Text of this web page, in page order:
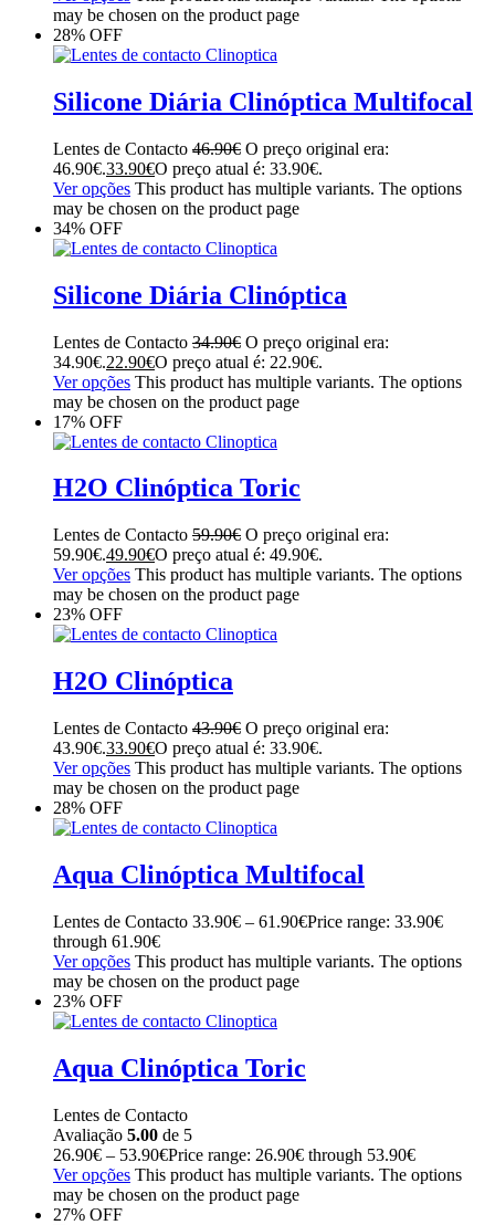
may be chosen on the product page
28% OFF
Silicone Diária Clinóptica Multifocal
Lentes de Contacto 46.90€ O preço original era:
46.90€.33.90€O preço atual é: 33.90€.
Ver opções This product has multiple variants. The options
may be chosen on the product page
34% OFF
Silicone Diária Clinóptica
Lentes de Contacto 34.90€ O preço original era:
34.90€.22.90€O preço atual é: 22.90€.
Ver opções This product has multiple variants. The options
may be chosen on the product page
17% OFF
H2O Clinóptica Toric
Lentes de Contacto 59.90€ O preço original era:
59.90€.49.90€O preço atual é: 49.90€.
Ver opções This product has multiple variants. The options
may be chosen on the product page
23% OFF
H2O Clinóptica
Lentes de Contacto 43.90€ O preço original era:
43.90€.33.90€O preço atual é: 33.90€.
Ver opções This product has multiple variants. The options
may be chosen on the product page
28% OFF
Aqua Clinóptica Multifocal
Lentes de Contacto 33.90€ – 61.90€Price range: 33.90€
through 61.90€
Ver opções This product has multiple variants. The options
may be chosen on the product page
23% OFF
Aqua Clinóptica Toric
Lentes de Contacto
Avaliação 5.00 de 5
26.90€ – 53.90€Price range: 26.90€ through 53.90€
Ver opções This product has multiple variants. The options
may be chosen on the product page
27% OFF